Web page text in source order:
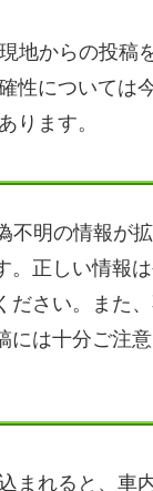
地からの投稿
性については
ります。
不明の情報が
。正しい情報
ださい。また
には十分ご注
まれると、車